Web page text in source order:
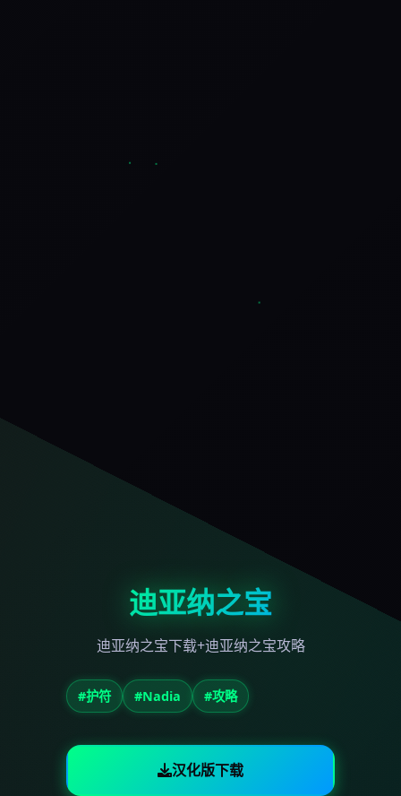
迪亚纳之宝
迪亚纳之宝下载+迪亚纳之宝攻略
#护符 #Nadia #攻略
汉化版下载